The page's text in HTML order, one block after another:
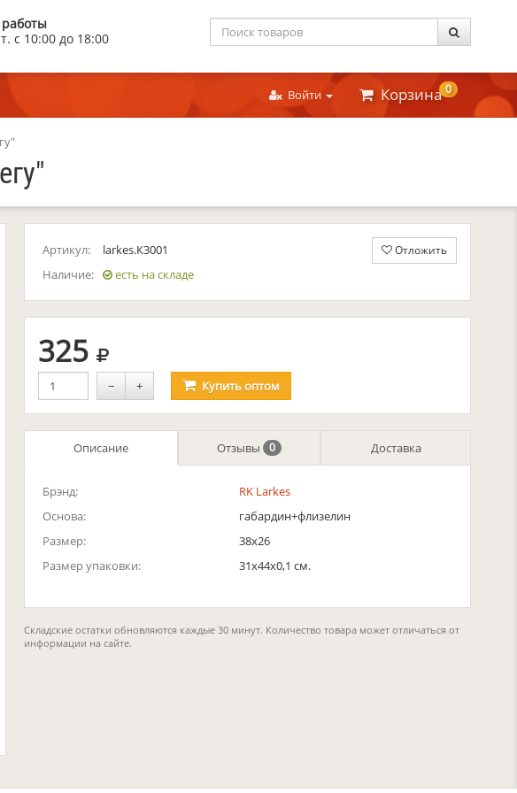
c 10:00 до 18:00
Войти Корзина0
Артикул:
larkes.К3001
Наличие:
есть на складе
Отложить
325 руб.
− + Купитьоптом
Описание Отзывы 0 Доставка
Брэнд:
RK Larkes
Основа:
габардин+флизелин
Размер:
38х26
Размер упаковки:
31x44x0,1 см.
Складские остатки обновляются каждые 30 минут. Количество товара может отличаться от
информации на сайте.